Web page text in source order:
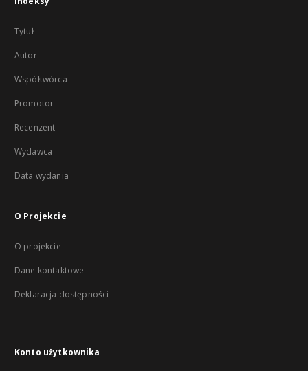
Tytuł
Autor
Współtwórca
Promotor
Recenzent
Wydawca
Data wydania
O Projekcie
O projekcie
Dane kontaktowe
Deklaracja dostępności
Konto użytkownika